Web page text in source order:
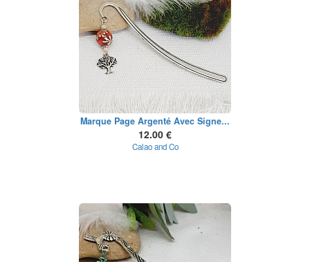
Marque Page Argenté Avec Signe...
12.00 €
Calao and Co